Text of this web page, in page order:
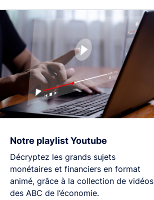
Notre playlist Youtube
Décryptez les grands sujets
monétaires et financiers en format
animé, grâce à la collection de vidéos
des ABC de l’économie.